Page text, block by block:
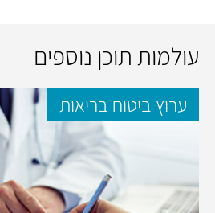
עולמות תוכן נוספים
ערוץ ביטוח בריאות